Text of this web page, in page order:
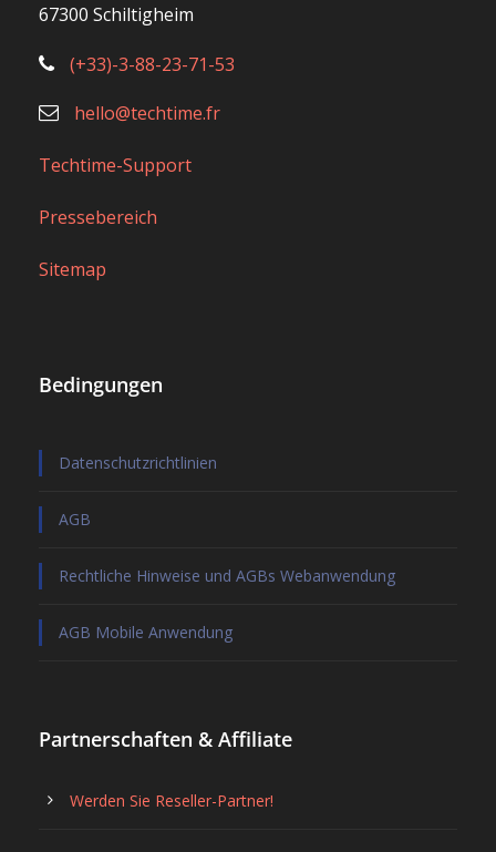
67300 Schiltigheim
(+33)-3-88-23-71-53
hello@techtime.fr
Techtime-Support
Pressebereich
Sitemap
Bedingungen
Datenschutzrichtlinien
AGB
Rechtliche Hinweise und AGBs Webanwendung
AGB Mobile Anwendung
Partnerschaften & Affiliate
Werden Sie Reseller-Partner!